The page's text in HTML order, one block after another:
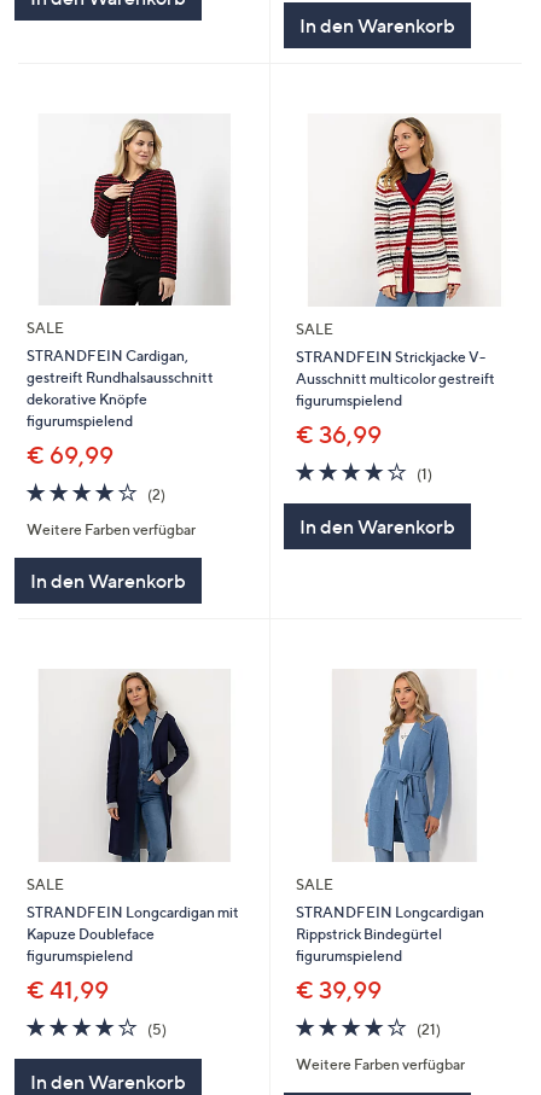
In den Warenkorb
SALE
STRANDFEIN Cardigan,
gestreift Rundhalsausschnitt
dekorative Knöpfe
figurumspielend
€ 69,99
4.0
von
5
(2)2
Weitere Farben verfügbar
In den Warenkorb
SALE
STRANDFEIN Strickjacke V-
Ausschnitt multicolor gestreift
figurumspielend
€ 36,99
4.0
von
(1)1
In den Warenkorb
SALE
STRANDFEIN Longcardigan mit
Kapuze Doubleface
figurumspielend
€ 41,99
4.0
von
5
(5)
In den Warenkorb
SALE
STRANDFEIN Longcardigan
Rippstrick Bindegürtel
figurumspielend
€ 39,99
3.9
von
5
(21)21
Weitere Farben verfügbar